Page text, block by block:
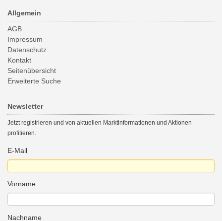
Allgemein
AGB
Impressum
Datenschutz
Kontakt
Seitenübersicht
Erweiterte Suche
Newsletter
Jetzt registrieren und von aktuellen Marktinformationen und Aktionen
profitieren.
E-Mail
Vorname
Nachname